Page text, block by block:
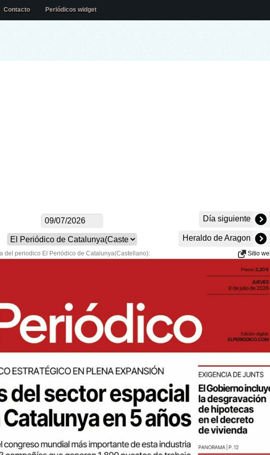
Contacto Periódicos widget
Día siguiente
Heraldo de Aragon
del periodico El Periódico de Catalunya(Castellano): Sitio